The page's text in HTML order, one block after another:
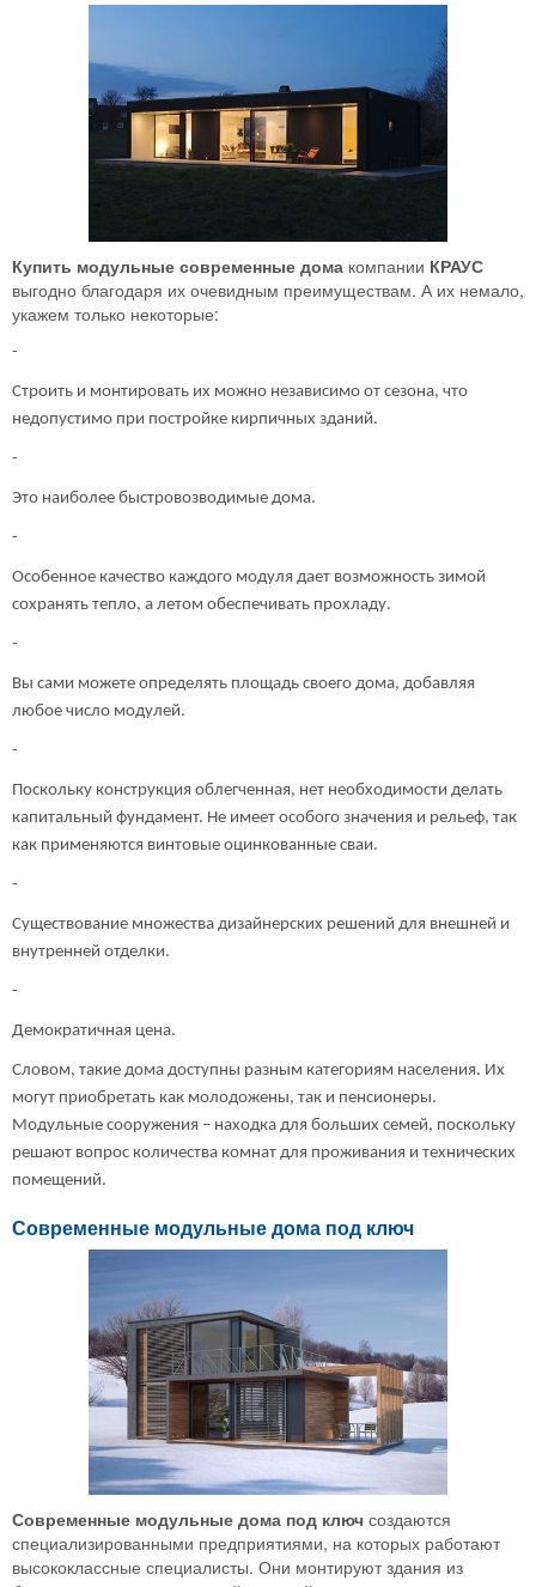
Купить модульные современные дома компании КРАУС
выгодно благодаря их очевидным преимуществам. А их немало,
укажем только некоторые:
-
Строить и монтировать их можно независимо от сезона, что
недопустимо при постройке кирпичных зданий.
-
Это наиболее быстровозводимые дома.
-
Особенное качество каждого модуля дает возможность зимой
сохранять тепло, а летом обеспечивать прохладу.
-
Вы сами можете определять площадь своего дома, добавляя
любое число модулей.
-
Поскольку конструкция облегченная, нет необходимости делать
капитальный фундамент. Не имеет особого значения и рельеф, так
как применяются винтовые оцинкованные сваи.
-
Существование множества дизайнерских решений для внешней и
внутренней отделки.
-
Демократичная цена.
Словом, такие дома доступны разным категориям населения. Их
могут приобретать как молодожены, так и пенсионеры.
Модульные сооружения – находка для больших семей, поскольку
решают вопрос количества комнат для проживания и технических
помещений.
Современные модульные дома под ключ
Современные модульные дома под ключ создаются
специализированными предприятиями, на которых работают
высококлассные специалисты. Они монтируют здания из